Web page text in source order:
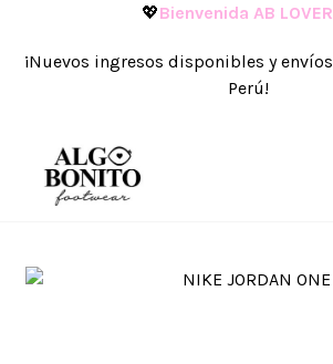
💖Bienvenida AB LOVER
¡Nuevos ingresos disponibles y envíos
Perú!